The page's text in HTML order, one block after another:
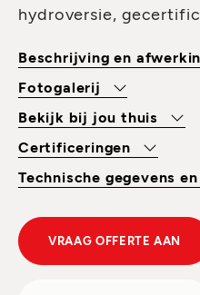
hydroversie,
Beschrijving en
Fotogalerij
Bekijk bij jou thuis
Certificeringen
Technische gegevens
VRAAG OFFERTE AAN